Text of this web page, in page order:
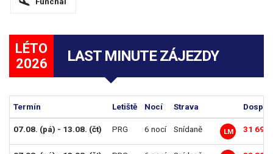
LÉTO
2026
LAST MINUTE ZÁJEZDY
Termín Letiště Nocí Strava Dosp.
07.08. (pá) - 13.08. (čt) PRG 6 nocí Snídaně LM 31 690